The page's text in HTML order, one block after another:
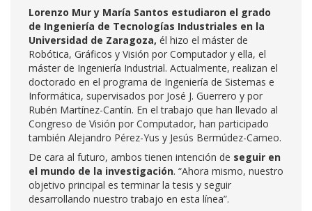
Lorenzo Mur y María Santos estudiaron el grado
de Ingeniería de Tecnologías Industriales en la
Universidad de Zaragoza, él hizo el máster de
Robótica, Gráficos y Visión por Computador y ella, el
máster de Ingeniería Industrial. Actualmente, realizan el
doctorado en el programa de Ingeniería de Sistemas e
Informática, supervisados por José J. Guerrero y por
Rubén Martínez-Cantín. En el trabajo que han llevado al
Congreso de Visión por Computador, han participado
también Alejandro Pérez-Yus y Jesús Bermúdez-Cameo.
De cara al futuro, ambos tienen intención de seguir en
el mundo de la investigación. “Ahora mismo, nuestro
objetivo principal es terminar la tesis y seguir
desarrollando nuestro trabajo en esta línea”.